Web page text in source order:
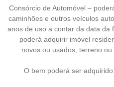
Consórcio de Automóvel –
caminhões e outros veículos
anos de uso a contar da data da
– poderá adquirir imóvel
novos ou usados, terreno
O bem poderá ser